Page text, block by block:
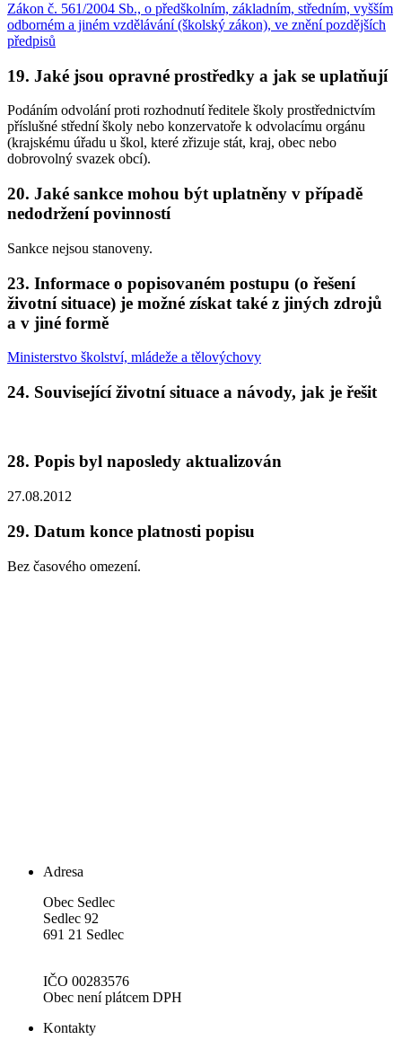
Zákon č. 561/2004 Sb., o předškolním, základním, středním, vyšším
odborném a jiném vzdělávání (školský zákon), ve znění pozdějších
předpisů
19. Jaké jsou opravné prostředky a jak se uplatňují
Podáním odvolání proti rozhodnutí ředitele školy prostřednictvím
příslušné střední školy nebo konzervatoře k odvolacímu orgánu
(krajskému úřadu u škol, které zřizuje stát, kraj, obec nebo
dobrovolný svazek obcí).
20. Jaké sankce mohou být uplatněny v případě
nedodržení povinností
Sankce nejsou stanoveny.
23. Informace o popisovaném postupu (o řešení
životní situace) je možné získat také z jiných zdrojů
a v jiné formě
Ministerstvo školství, mládeže a tělovýchovy
24. Související životní situace a návody, jak je řešit
28. Popis byl naposledy aktualizován
27.08.2012
29. Datum konce platnosti popisu
Bez časového omezení.
Adresa
Obec Sedlec
Sedlec 92
691 21 Sedlec
IČO 00283576
Obec není plátcem DPH
Kontakty